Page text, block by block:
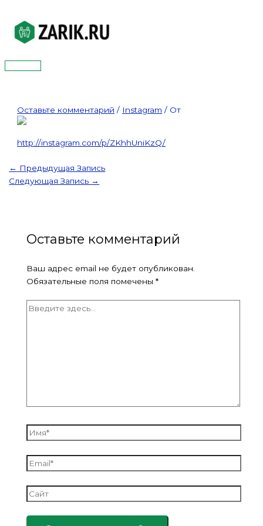
содержимому
Главное
Оставьте комментарий / Instagram / От
http://instagram.com/p/ZKhhUniKzQ/
← Предыдущая Запись
Следующая Запись →
Оставьте комментарий
Ваш адрес email не будет опубликован.
Обязательные поля помечены *
Введите
Имя*
Email*
Сайт